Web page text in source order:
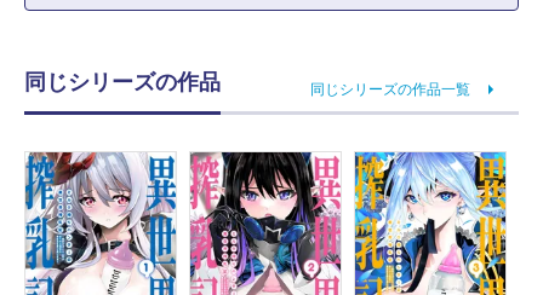
同じシリーズの作品 同じシリーズの作品一覧